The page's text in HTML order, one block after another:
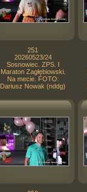
251
20260523/24
Sosnowiec. ZPS. I
Maraton Zagłębiowski.
Na mecie. FOTO:
Dariusz Nowak (nddg)